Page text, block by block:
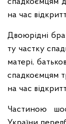
на час
Двоюрідні
ту частку
матері,
спадкоємцям
на час
Частиною